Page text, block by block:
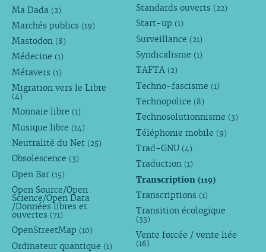
Ma Dada (2)
Marchés publics (19)
Mastodon (8)
Médecine (1)
Métavers (1)
Migration vers le Libre
(4)
Monnaie libre (1)
Musique libre (14)
Neutralité du Net (25)
Obsolescence (3)
Open Bar (15)
Open Source/Open
Science/Open Data
/Données libres et
ouvertes (71)
OpenStreetMap (10)
Ordinateur quantique (1)
Standards ouverts (22)
Start-up (1)
Surveillance (21)
Syndicalisme (1)
TAFTA (2)
Techno-fascisme (1)
Technopolice (8)
Technosolutionnisme (3)
Téléphonie mobile (9)
Trad-GNU (4)
Traduction (1)
Transcription(119)
Transcriptions (1)
Transition écologique
(33)
Vente forcée / vente liée
(16)